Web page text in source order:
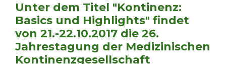
Unter dem Titel "Kontinenz:
Basics und Highlights" findet
von 21.-22.10.2017 die 26.
Jahrestagung der Medizinischen
Kontinenzgesellschaft